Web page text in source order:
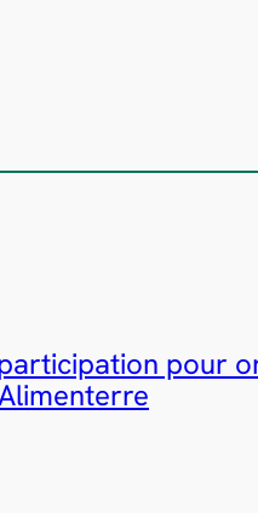
pour